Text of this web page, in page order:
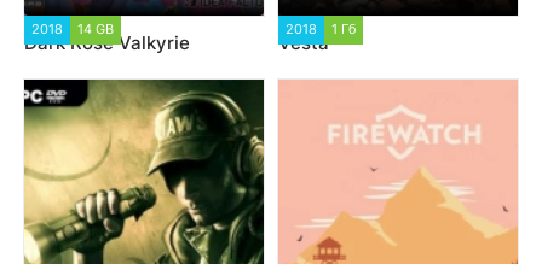
2018 14 GB
Dark Rose Valkyrie
2018 1 Гб
Vesta